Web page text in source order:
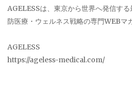
AGELESSは、東京から世界へ発信す
防医療・ウェルネス戦略の専門WEBマ
AGELESS
https://ageless-medical.com/